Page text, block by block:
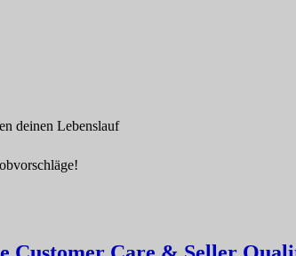
deinen Lebenslauf